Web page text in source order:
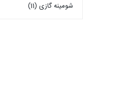
شومینه گازی (11)